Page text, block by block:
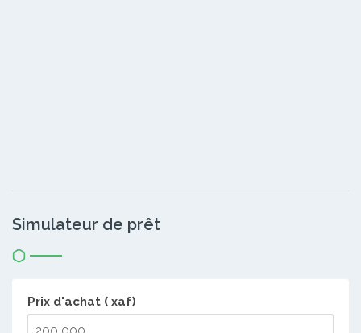
Simulateur de prêt
Prix d'achat ( xaf)